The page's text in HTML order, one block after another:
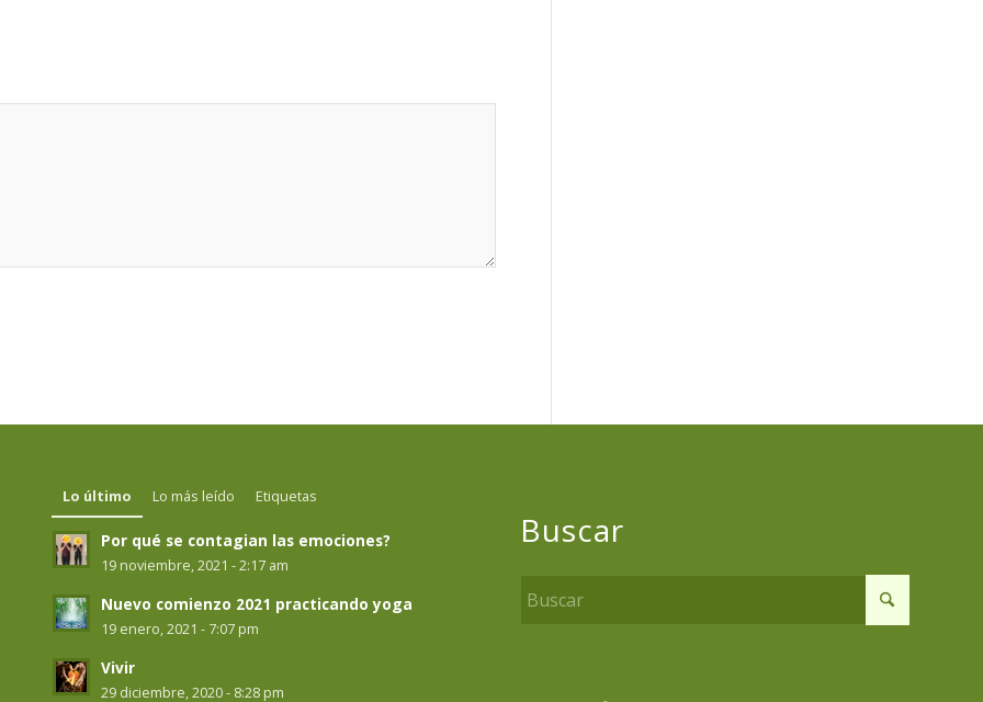
Lo último Lo más leído Etiquetas
Por qué se contagian las emociones?
19 noviembre, 2021 - 2:17 am
Nuevo comienzo 2021 practicando yoga
19 enero, 2021 - 7:07 pm
Vivir
29 diciembre, 2020 - 8:28 pm
Buscar